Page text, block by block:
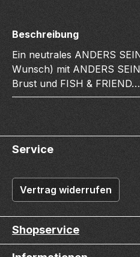
Beschreibung
Ein neutrales ANDERS
Wunsch) mit ANDERS
Brust und FISH & FRIEND…
Service
Vertrag widerrufen
Shopservice